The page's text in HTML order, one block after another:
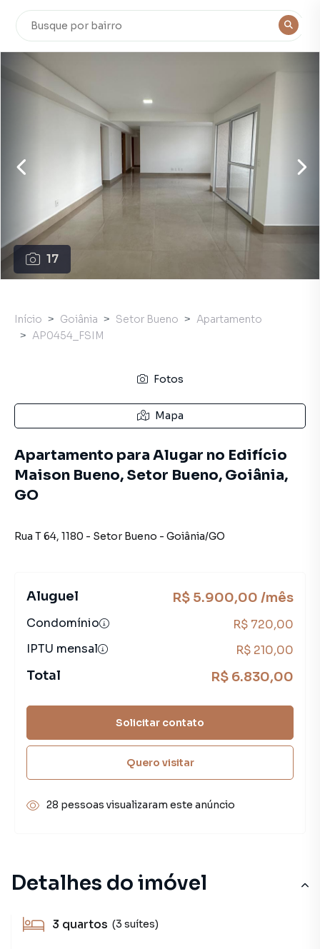
17
Detalhes do imóvel
3 quartos (3 suítes)
Início Goiânia Setor Bueno
Apartamento
AP0454_FSIM
Fotos
Mapa
Apartamento para Alugar no Edifício
Maison Bueno, Setor Bueno, Goiânia,
GO
Rua T 64, 1180 - Setor Bueno - Goiânia/GO
Aluguel R$ 5.900,00 /mês
Condomínio
R$ 720,00
IPTU mensal
R$ 210,00
Total R$ 6.830,00
Solicitar contato
Quero visitar
28 pessoas visualizaram este anúncio